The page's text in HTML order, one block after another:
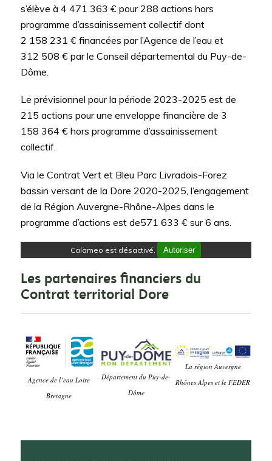
s’élève à 4 471 363 € pour 288 actions hors
programme d’assainissement collectif dont
2 158 231 € financées par l’Agence de l’eau et
312 508 € par le Conseil départemental du Puy-de-
Dôme.
Le prévisionnel pour la période 2023-2025 est de
215 actions pour une enveloppe financière de 3
158 364 € hors programme d’assainissement
collectif.
Via le Contrat Vert et Bleu Parc Livradois-Forez
bassin versant de la Dore 2020-2025, l’engagement
de la Région Auvergne-Rhône-Alpes dans le
programme d’actions est de571 633 € sur 6 ans.
Calameo est désactivé. Autoriser
Les partenaires financiers du
Contrat territorial Dore
Agence de l’eau Loire
Bretagne
Département du Puy-de-
Dôme
La région Auvergne
Rhônes Alpes et le FEDER